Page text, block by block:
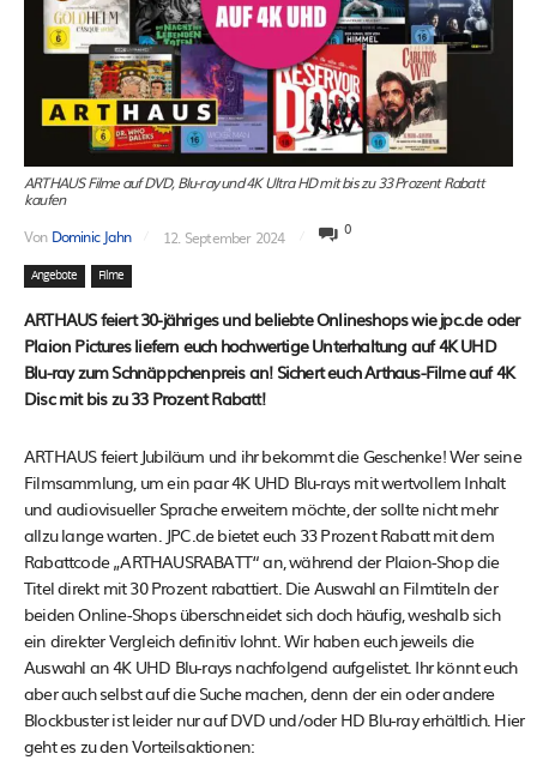
ARTHAUS Filme auf DVD, Blu-ray und 4K Ultra HD mit bis zu 33 Prozent Rabatt
kaufen
Von Dominic Jahn 12. September 2024 0
Angebote Filme
ARTHAUS feiert 30-jähriges und beliebte Onlineshops wie jpc.de oder
Plaion Pictures liefern euch hochwertige Unterhaltung auf 4K UHD
Blu-ray zum Schnäppchenpreis an! Sichert euch Arthaus-Filme auf 4K
Disc mit bis zu 33 Prozent Rabatt!
ARTHAUS feiert Jubiläum und ihr bekommt die Geschenke! Wer seine
Filmsammlung, um ein paar 4K UHD Blu-rays mit wertvollem Inhalt
und audiovisueller Sprache erweitern möchte, der sollte nicht mehr
allzu lange warten. JPC.de bietet euch 33 Prozent Rabatt mit dem
Rabattcode „ARTHAUSRABATT“ an, während der Plaion-Shop die
Titel direkt mit 30 Prozent rabattiert. Die Auswahl an Filmtiteln der
beiden Online-Shops überschneidet sich doch häufig, weshalb sich
ein direkter Vergleich definitiv lohnt. Wir haben euch jeweils die
Auswahl an 4K UHD Blu-rays nachfolgend aufgelistet. Ihr könnt euch
aber auch selbst auf die Suche machen, denn der ein oder andere
Blockbuster ist leider nur auf DVD und/oder HD Blu-ray erhältlich. Hier
geht es zu den Vorteilsaktionen: